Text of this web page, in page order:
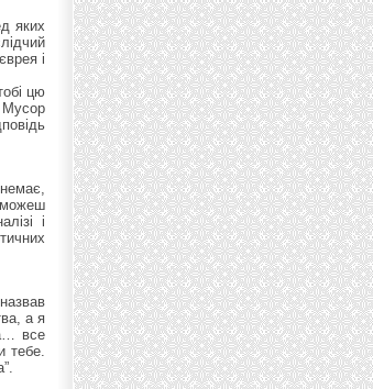
яких
і
цю
можеш
і
а я
все
тебе.